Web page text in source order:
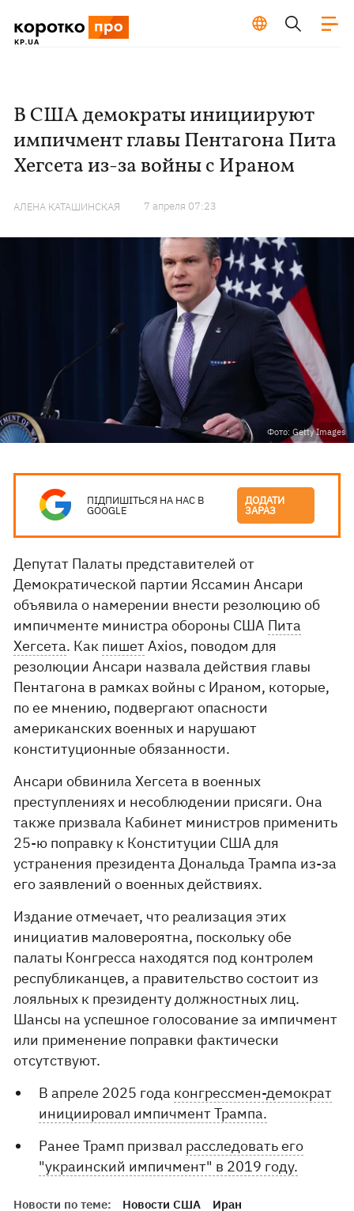
В США демократы инициируют
импичмент главы Пентагона Пита
Хегсета из-за войны с Ираном
АЛЕНА КАТАШИНСКАЯ 7 апреля 07:23
Фото: Getty Images
ПІДПИШІТЬСЯ НА НАС В
GOOGLE
ДОДАТИ
ЗАРАЗ
Депутат Палаты представителей от
Демократической партии Яссамин Ансари
объявила о намерении внести резолюцию об
импичменте министра обороны США Пита
Хегсета. Как пишетAxios, поводом для
резолюции Ансари назвала действия главы
Пентагона в рамках войны с Ираном, которые,
по ее мнению, подвергают опасности
американских военных и нарушают
конституционные обязанности.
Ансари обвинила Хегсета в военных
преступлениях и несоблюдении присяги. Она
также призвала Кабинет министров применить
25-ю поправку к Конституции США для
устранения президента Дональда Трампа из-за
его заявлений о военных действиях.
Издание отмечает, что реализация этих
инициатив маловероятна, поскольку обе
палаты Конгресса находятся под контролем
республиканцев, а правительство состоит из
лояльных к президенту должностных лиц.
Шансы на успешное голосование за импичмент
или применение поправки фактически
отсутствуют.
В апреле 2025 года конгрессмен-демократ
инициировал импичмент Трампа.
Ранее Трамп призвал расследовать его
"украинский импичмент" в 2019 году.
Новости по теме: Новости США Иран